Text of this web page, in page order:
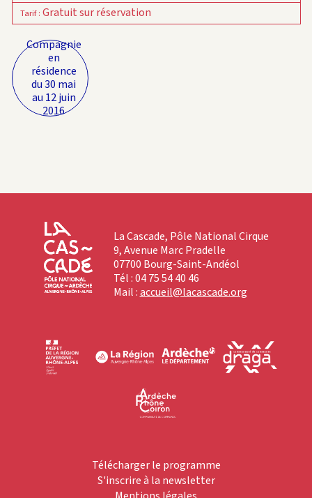
Tarif: Gratuit sur réservation
Compagnie
en
résidence
du 30 mai
au 12 juin
2016
La Cascade, Pôle National Cirque
9, Avenue Marc Pradelle
07700 Bourg-Saint-Andéol
Tél : 04 75 54 40 46
Mail :accueil@lacascade.org
Télécharger le programme
S'inscrire à la newsletter